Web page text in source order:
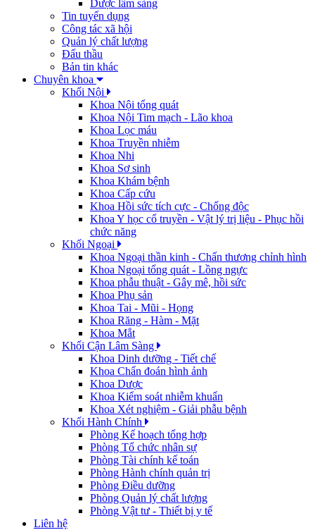
Dược lâm sàng
Tin tuyển dụng
Công tác xã hội
Quản lý chất lượng
Đấu thầu
Bản tin khác
Chuyên khoa
Khối Nội
Khoa Nội tổng quát
Khoa Nội Tim mạch - Lão khoa
Khoa Lọc máu
Khoa Truyền nhiễm
Khoa Nhi
Khoa Sơ sinh
Khoa Khám bệnh
Khoa Cấp cứu
Khoa Hồi sức tích cực - Chống độc
Khoa Y học cổ truyền - Vật lý trị liệu - Phục hồi
chức năng
Khối Ngoại
Khoa Ngoại thần kinh - Chấn thương chỉnh hình
Khoa Ngoại tổng quát - Lồng ngực
Khoa phẫu thuật - Gây mê, hồi sức
Khoa Phụ sản
Khoa Tai - Mũi - Họng
Khoa Răng - Hàm - Mặt
Khoa Mắt
Khối Cận Lâm Sàng
Khoa Dinh dưỡng - Tiết chế
Khoa Chẩn đoán hình ảnh
Khoa Dược
Khoa Kiểm soát nhiễm khuẩn
Khoa Xét nghiệm - Giải phẫu bệnh
Khối Hành Chính
Phòng Kế hoạch tổng hợp
Phòng Tổ chức nhân sự
Phòng Tài chính kế toán
Phòng Hành chính quản trị
Phòng Điều dưỡng
Phòng Quản lý chất lượng
Phòng Vật tư - Thiết bị y tế
Liên hệ